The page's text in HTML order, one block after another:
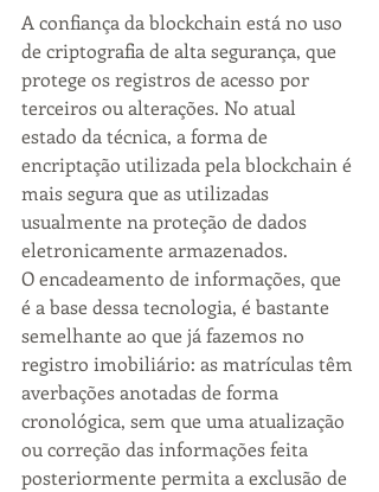
A confiança da blockchain está no uso
de criptografia de alta segurança, que
protege os registros de acesso por
terceiros ou alterações. No atual
estado da técnica, a forma de
encriptação utilizada pela blockchain é
mais segura que as utilizadas
usualmente na proteção de dados
eletronicamente armazenados.
O encadeamento de informações, que
é a base dessa tecnologia, é bastante
semelhante ao que já fazemos no
registro imobiliário: as matrículas têm
averbações anotadas de forma
cronológica, sem que uma atualização
ou correção das informações feita
posteriormente permita a exclusão de